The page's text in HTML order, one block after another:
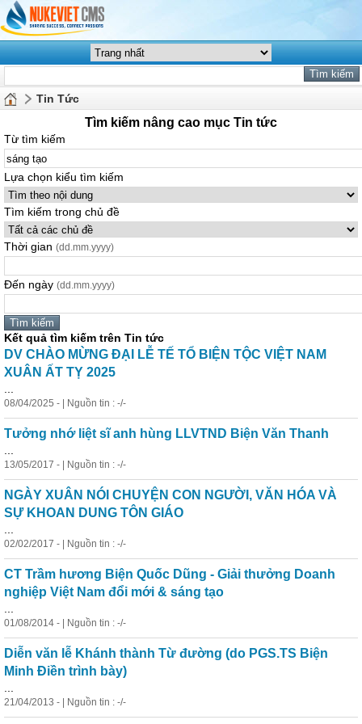
Tin Tức
Tìm kiếm nâng cao mục Tin tức
Từ tìm kiếm
Lựa chọn kiểu tìm kiếm
Tìm kiếm trong chủ đề
Thời gian (dd.mm.yyyy)
Đến ngày (dd.mm.yyyy)
Kết quả tìm kiếm trên Tin tức
DV CHÀO MỪNG ĐẠI LỄ TẾ TỔ BIỆN TỘC VIỆT NAM
XUÂN ẤT TỴ 2025
08/04/2025 - | Nguồn tin : -/-
Tưởng nhớ liệt sĩ anh hùng LLVTND Biện Văn Thanh
13/05/2017 - | Nguồn tin : -/-
NGÀY XUÂN NÓI CHUYỆN CON NGƯỜI, VĂN HÓA VÀ
SỰ KHOAN DUNG TÔN GIÁO
02/02/2017 - | Nguồn tin : -/-
CT Trầm hương Biện Quốc Dũng - Giải thưởng Doanh
nghiệp Việt Nam đổi mới & sáng tạo
01/08/2014 - | Nguồn tin : -/-
Diễn văn lễ Khánh thành Từ đường (do PGS.TS Biện
Minh Điền trình bày)
21/04/2013 - | Nguồn tin : -/-